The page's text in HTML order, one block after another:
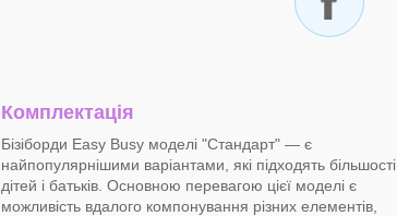
Комплектація
Бізіборди Easy Busy моделі "Стандарт" — є
найпопулярнішими варіантами, які підходять більшості
дітей і батьків. Основною перевагою цієї моделі є
можливість вдалого компонування різних елементів,